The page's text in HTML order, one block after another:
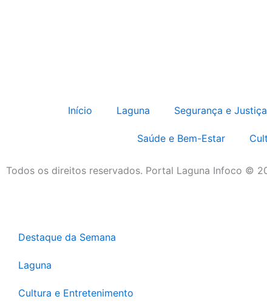
Início Laguna Segurança e Justiça
Saúde e Bem-Estar
Todos os direitos reservados. Portal Laguna Infoco ©
Destaque da Semana
Laguna
Cultura e Entretenimento